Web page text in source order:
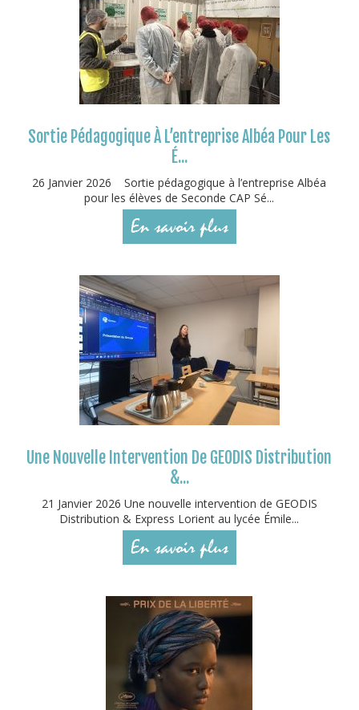
Sortie Pédagogique À L’entreprise Albéa Pour Les
É...
26 Janvier 2026 Sortie pédagogique à l’entreprise Albéa
pour les élèves de Seconde CAP Sé...
En savoir plus
Une Nouvelle Intervention De GEODIS Distribution
&...
21 Janvier 2026 Une nouvelle intervention de GEODIS
Distribution & Express Lorient au lycée Émile...
En savoir plus